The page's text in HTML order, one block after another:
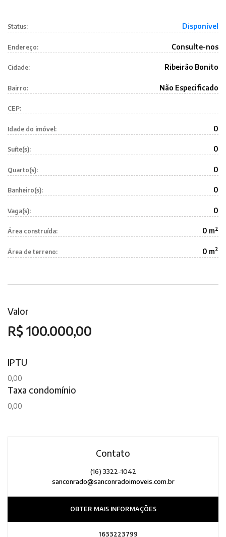
Status: Disponível
Endereço: Consulte-nos
Cidade: Ribeirão Bonito
Bairro: Não Especificado
CEP:
Idade do imóvel: 0
Suíte(s): 0
Quarto(s): 0
Banheiro(s): 0
Vaga(s): 0
Área construída: 0 m2
Área de terreno: 0 m2
Valor
R$ 100.000,00
IPTU
0,00
Taxa condomínio
0,00
Contato
(16) 3322-1042
sanconrado@sanconradoimoveis.com.br
OBTER MAIS INFORMAÇÕES
1633223799